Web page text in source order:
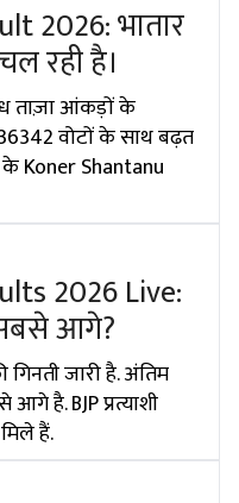
2026: भातार
रही है।
ताज़ा आंकड़ों के
वोटों के साथ बढ़त
Koner Shantanu
2026 Live:
आगे?
गिनती जारी है. अंतिम
है. BJP प्रत्याशी
हैं.